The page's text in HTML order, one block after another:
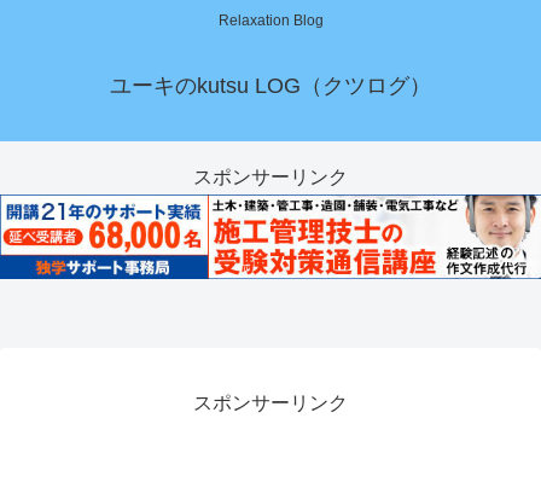
Relaxation Blog
ユーキのkutsu LOG（クツログ）
スポンサーリンク
スポンサーリンク